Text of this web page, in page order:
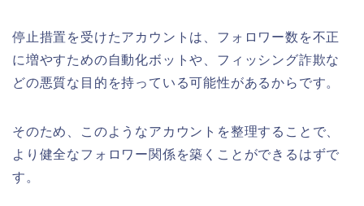
停止措置を受けたアカウントは、フォロワー数を不正
に増やすための自動化ボットや、フィッシング詐欺な
どの悪質な目的を持っている可能性があるからです。
そのため、このようなアカウントを整理することで、
より健全なフォロワー関係を築くことができるはずで
す。